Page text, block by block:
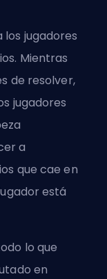
jugadores
Mientras
de resolver,
jugadores
a
que cae en
está
lo que
en